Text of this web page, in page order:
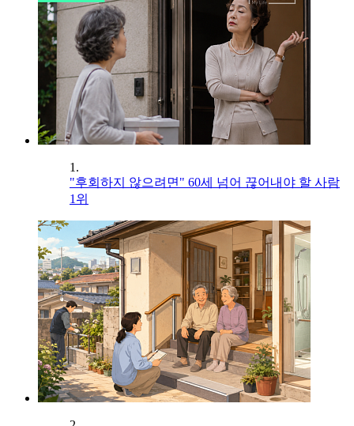
1.
"후회하지 않으려면" 60세 넘어 끊어내야 할 사람
1위